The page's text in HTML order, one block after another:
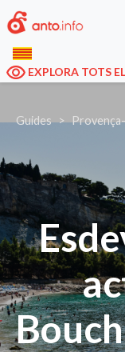
EXPLORA TOTS
Guides